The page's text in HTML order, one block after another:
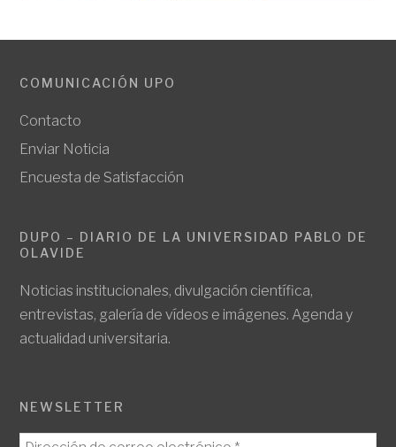
COMUNICACIÓN UPO
Contacto
Enviar Noticia
Encuesta de Satisfacción
DUPO – DIARIO DE LA UNIVERSIDAD PABLO DE
OLAVIDE
Noticias institucionales, divulgación científica,
entrevistas, galería de vídeos e imágenes. Agenda y
actualidad universitaria.
NEWSLETTER